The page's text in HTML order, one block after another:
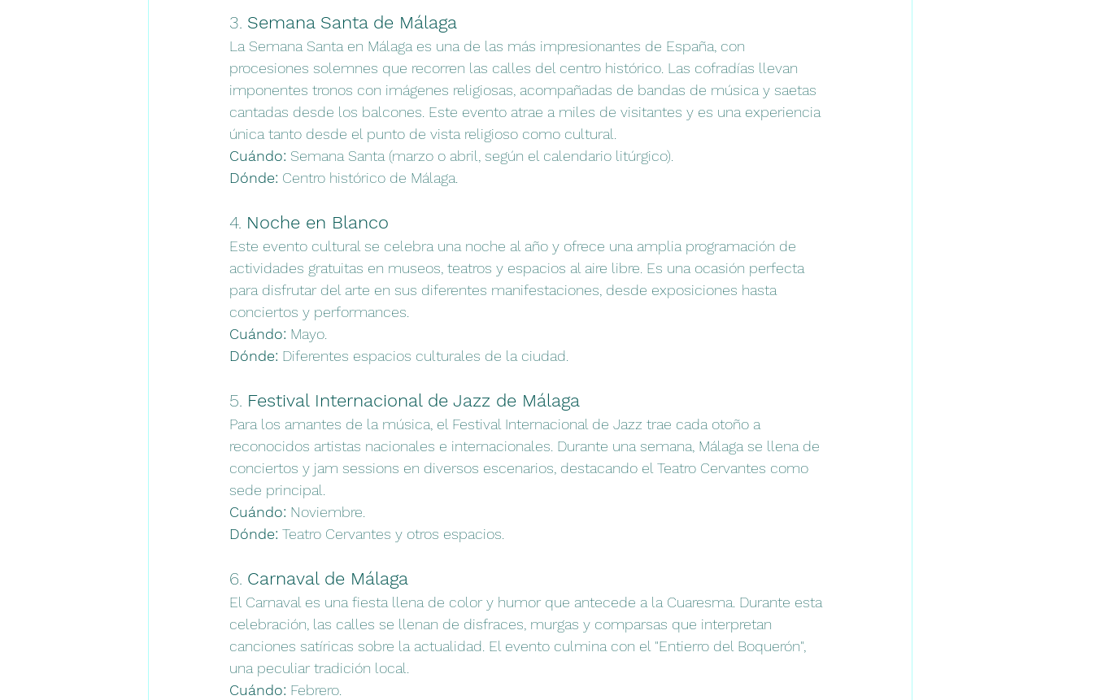
3. Semana Santa de Málaga
La Semana Santa en Málaga es una de las más impresionantes de España, con
procesiones solemnes que recorren las calles del centro histórico. Las cofradías llevan
imponentes tronos con imágenes religiosas, acompañadas de bandas de música y saetas
cantadas desde los balcones. Este evento atrae a miles de visitantes y es una experiencia
única tanto desde el punto de vista religioso como cultural.
Cuándo: Semana Santa (marzo o abril, según el calendario litúrgico).
Dónde: Centro histórico de Málaga.
4. Noche en Blanco
Este evento cultural se celebra una noche al año y ofrece una amplia programación de
actividades gratuitas en museos, teatros y espacios al aire libre. Es una ocasión perfecta
para disfrutar del arte en sus diferentes manifestaciones, desde exposiciones hasta
conciertos y performances.
Cuándo: Mayo.
Dónde: Diferentes espacios culturales de la ciudad.
5. Festival Internacional de Jazz de Málaga
Para los amantes de la música, el Festival Internacional de Jazz trae cada otoño a
reconocidos artistas nacionales e internacionales. Durante una semana, Málaga se llena de
conciertos y jam sessions en diversos escenarios, destacando el Teatro Cervantes como
sede principal.
Cuándo: Noviembre.
Dónde: Teatro Cervantes y otros espacios.
6. Carnaval de Málaga
El Carnaval es una fiesta llena de color y humor que antecede a la Cuaresma. Durante esta
celebración, las calles se llenan de disfraces, murgas y comparsas que interpretan
canciones satíricas sobre la actualidad. El evento culmina con el "Entierro del Boquerón",
una peculiar tradición local.
Cuándo: Febrero.